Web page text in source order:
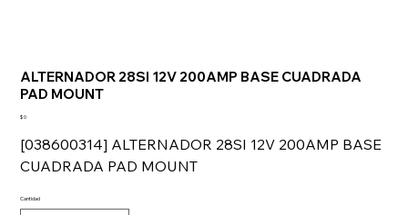
ALTERNADOR 28SI 12V 200AMP BASE CUADRADA
PAD MOUNT
Precio
$ 0
[038600314] ALTERNADOR 28SI 12V 200AMP BASE
CUADRADA PAD MOUNT
Cantidad